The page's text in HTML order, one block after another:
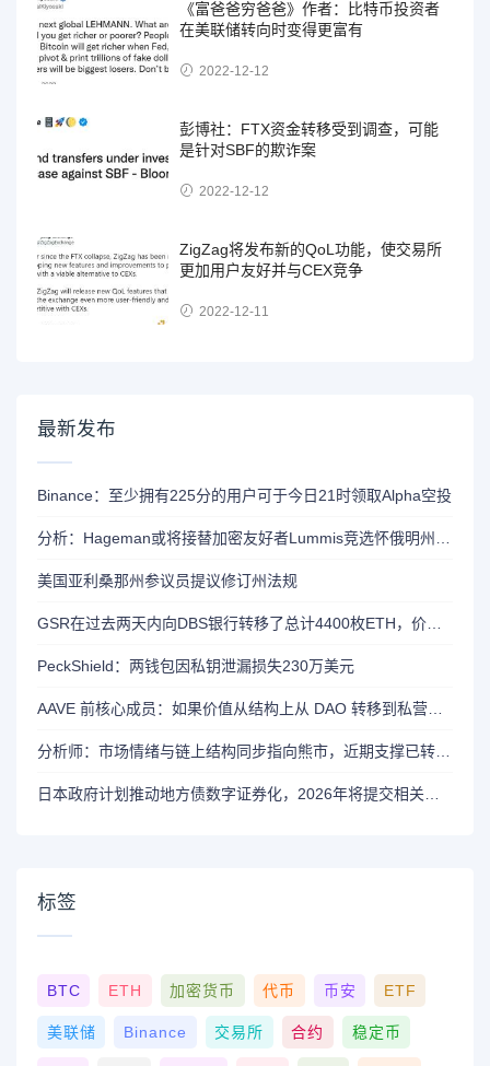
《富爸爸穷爸爸》作者：比特币投资者
在美联储转向时变得更富有
2022-12-12
彭博社：FTX资金转移受到调查，可能
是针对SBF的欺诈案
2022-12-12
ZigZag将发布新的QoL功能，使交易所
更加用户友好并与CEX竞争
2022-12-11
最新发布
Binance：至少拥有225分的用户可于今日21时领取Alpha空投
美国亚利桑那州参议员提议修订州法规
PeckShield：两钱包因私钥泄漏损失230万美元
标签
BTC ETH 加密货币 代币 币安 ETF
美联储 Binance 交易所 合约 稳定币